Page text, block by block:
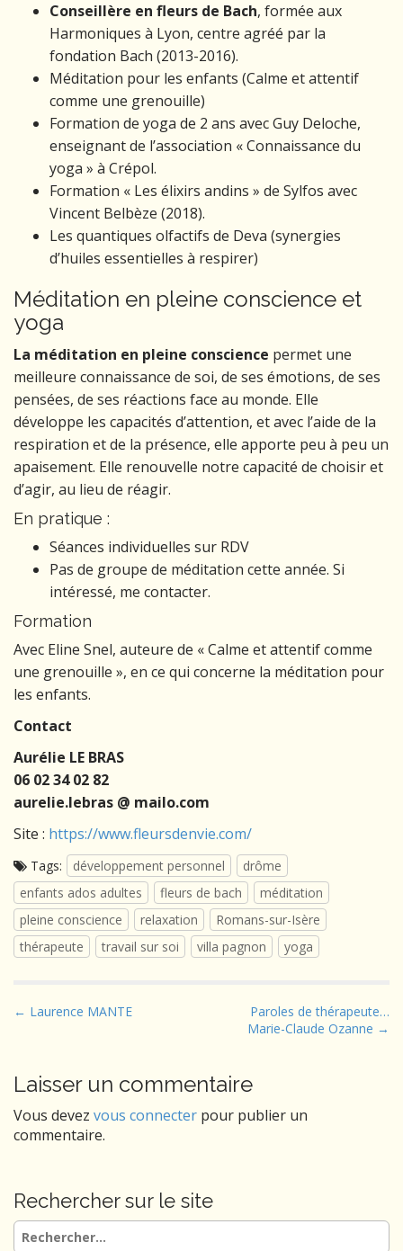
Conseillère en fleurs de Bach, formée aux
Harmoniques à Lyon, centre agréé par la
fondation Bach (2013-2016).
Méditation pour les enfants (Calme et attentif
comme une grenouille)
Formation de yoga de 2 ans avec Guy Deloche,
enseignant de l’association « Connaissance du
yoga » à Crépol.
Formation « Les élixirs andins » de Sylfos avec
Vincent Belbèze (2018).
Les quantiques olfactifs de Deva (synergies
d’huiles essentielles à respirer)
Méditation en pleine conscience et
yoga
La méditation en pleine conscience permet une
meilleure connaissance de soi, de ses émotions, de ses
pensées, de ses réactions face au monde. Elle
développe les capacités d’attention, et avec l’aide de la
respiration et de la présence, elle apporte peu à peu un
apaisement. Elle renouvelle notre capacité de choisir et
d’agir, au lieu de réagir.
En pratique :
Séances individuelles sur RDV
Pas de groupe de méditation cette année. Si
intéressé, me contacter.
Formation
Avec Eline Snel, auteure de « Calme et attentif comme
une grenouille », en ce qui concerne la méditation pour
les enfants.
Contact
Aurélie LE BRAS
06 02 34 02 82
aurelie.lebras @ mailo.com
Site : https://www.fleursdenvie.com/
Tags: développement personnel
drôme
enfants ados adultes
fleurs de bach
méditation
pleine conscience
relaxation
Romans-sur-Isère
thérapeute
travail sur soi villa pagnon yoga
P
t
n
a
g
a
← Laurence MANTE
Paroles de thérapeute…
Marie-Claude Ozanne →
Laisser un commentaire
Vous devez vous connecter pour publier un
commentaire.
Rechercher sur le site
Rechercher :